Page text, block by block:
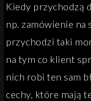
Kiedy przychodzą
np. zamówienie
przychodzi taki
na tym co klient
nich robi ten sam
cechy, które mają